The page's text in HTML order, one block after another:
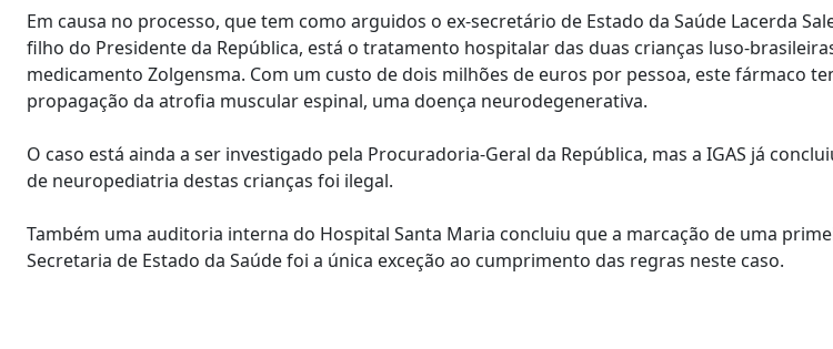
Em causa no processo, que tem como arguidos o ex-secretário de Estado da Saúde Lacerda
filho do Presidente da República, está o tratamento hospitalar das duas crianças luso-
medicamento Zolgensma. Com um custo de dois milhões de euros por pessoa, este fármaco
propagação da atrofia muscular espinal, uma doença neurodegenerativa.
O caso está ainda a ser investigado pela Procuradoria-Geral da República, mas a IGAS já
de neuropediatria destas crianças foi ilegal.
Também uma auditoria interna do Hospital Santa Maria concluiu que a marcação de uma
Secretaria de Estado da Saúde foi a única exceção ao cumprimento das regras neste caso.